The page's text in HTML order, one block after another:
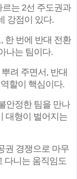
는 2선 주도권과
강점이 있다.
한 번에 반대 전환
나는 팀이다.
려 주면서, 반대
할이 핵심이다.
안정한 팀을 만나
대형이 벌어지는
권 경쟁으로 마무
다니는 움직임도